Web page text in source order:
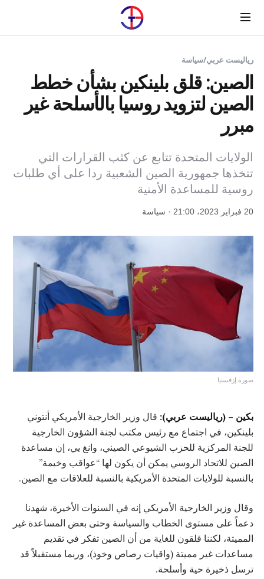
Menu
رياليست عربي/سياسة
الصين: قلق بلينكين بشأن خطط
الصين لتزويد روسيا بالأسلحة غير
مبرر
الولايات المتحدة تتابع عن كثب القرارات التي
تتخذها جمهورية الصين الشعبية ردا على أي طلبات
روسية للمساعدة الأمنية
20 فبراير 2023، 21:00 · سياسة
صورة.إزفستيا
بكين – (رياليست عربي): قال وزير الخارجية الأمريكي أنتوني
بلينكين، في اجتماع مع رئيس مكتب لجنة الشؤون الخارجية
للجنة المركزية للحزب الشيوعي الصيني، وانغ يي، إن مساعدة
الصين للاتحاد الروسي يمكن أن يكون لها “عواقب وخيمة”
بالنسبة للولايات المتحدة الأمريكية بالنسبة للعلاقات مع الصين.
وقال وزير الخارجية الأمريكي إنه في السنوات الأخيرة، شهدنا
دعماً على مستوى الخطاب والسياسة وحتى بعض المساعدة غير
المميتة، لكننا قلقون للغاية من أن الصين تفكر في تقديم
مساعدات غير مميتة (واقيات رصاص وخوذ)، وربما مستقبلاً قد
ترسل ذخيرة حية وأسلحة.